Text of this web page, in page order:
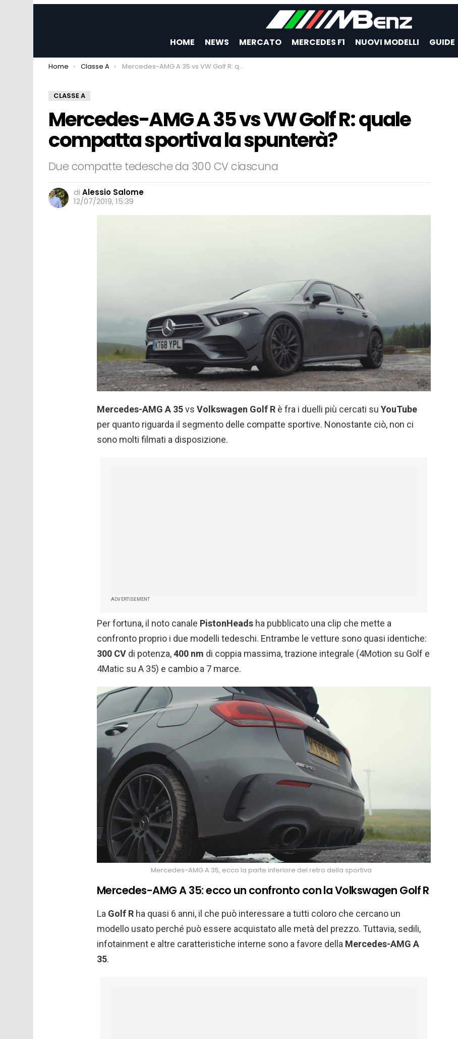
HOME NEWS MERCATO MERCEDES F1 NUOVI MODELLI GUIDE
You are here:
Home Classe A Mercedes-AMG A 35 vs VW Golf R: quale compatta sportiva la spunterà?
CLASSE A
Mercedes-AMG A 35 vs VW Golf R: quale
compatta sportiva la spunterà?
Due compatte tedesche da 300 CV ciascuna
di Alessio Salome
12/07/2019, 15:39
Mercedes-AMG A 35vs Volkswagen Golf R è fra i duelli più cercati su YouTube
per quanto riguarda il segmento delle compatte sportive. Nonostante ciò, non ci
sono molti filmati a disposizione.
ADVERTISEMENT
Per fortuna, il noto canale PistonHeads ha pubblicato una clip che mette a
confronto proprio i due modelli tedeschi. Entrambe le vetture sono quasi identiche:
300 CV di potenza,400 nm di coppia massima, trazione integrale (4Motion su Golf e
4Matic su A 35) e cambio a 7 marce.
Mercedes-AMG A 35, ecco la parte inferiore del retro della sportiva
Mercedes-AMG A 35: ecco un confronto con la Volkswagen Golf R
La Golf R ha quasi 6 anni, il che può interessare a tutti coloro che cercano un
modello usato perché può essere acquistato alle metà del prezzo. Tuttavia, sedili,
infotainment e altre caratteristiche interne sono a favore della Mercedes-AMG A
35.